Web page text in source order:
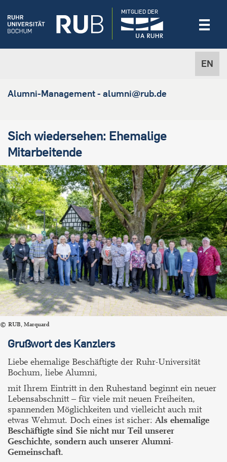
EN
MITGLIED DER
Alumni-Management - alumni@rub.de
Sich wiedersehen: Ehemalige
Mitarbeitende
RUB, Marquard
Grußwort des Kanzlers
Liebe ehemalige Beschäftigte der Ruhr-Universität
Bochum, liebe Alumni,
mit Ihrem Eintritt in den Ruhestand beginnt ein neuer
Lebensabschnitt – für viele mit neuen Freiheiten,
spannenden Möglichkeiten und vielleicht auch mit
etwas Wehmut. Doch eines ist sicher: Als ehemalige
Beschäftigte sind Sie nicht nur Teil unserer
Geschichte, sondern auch unserer Alumni-
Gemeinschaft.